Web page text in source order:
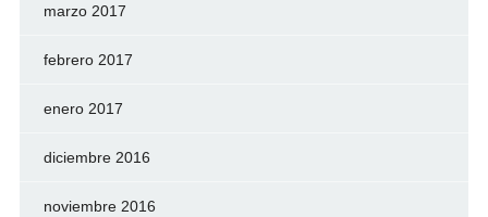
marzo 2017
febrero 2017
enero 2017
diciembre 2016
noviembre 2016